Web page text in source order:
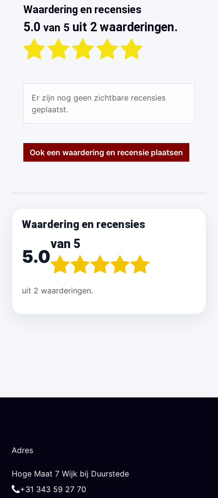
Waardering en recensies
5.0 van 5 uit 2 waarderingen.
Er zijn nog geen zichtbare recensies
geplaatst.
Ook een waardering en recensie plaatsen
Waardering en recensies
5.0
van 5
uit 2 waarderingen.
Adres
Hoge Maat 7 Wijk bij Duurstede
+31 343 59 27 70